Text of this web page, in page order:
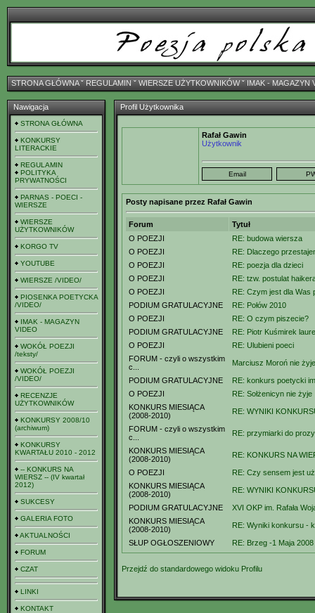
STRONA GŁÓWNAˇ REGULAMIN ˇ WIERSZE UŻYTKOWNIKÓWˇ IMAK - MAGAZYN
Nawigacja
STRONA GŁÓWNA
KONKURSY
LITERACKIE
REGULAMIN
POLITYKA
PRYWATNOŚCI
PARNAS - POECI -
WIERSZE
WIERSZE
UŻYTKOWNIKÓW
KORGO TV
YOUTUBE
WIERSZE /VIDEO/
PIOSENKA POETYCKA
/VIDEO/
IMAK - MAGAZYN
VIDEO
WOKÓŁ POEZJI
/teksty/
WOKÓŁ POEZJI
/VIDEO/
RECENZJE
UŻYTKOWNIKÓW
KONKURSY 2008/10
(archiwum)
KONKURSY
KWARTAŁU 2010 - 2012
-- KONKURS NA
WIERSZ -- (IV kwartał
2012)
SUKCESY
GALERIA FOTO
AKTUALNOŚCI
FORUM
CZAT
LINKI
KONTAKT
Profil Użytkownika
Rafał Gawin
Użytkownik
Posty napisane przez Rafał Gawin
Forum
Tytuł
O POEZJI
RE: budowa wiersza
O POEZJI
RE: Dlaczego
O POEZJI
RE: poezja dla dzieci
O POEZJI
RE: tzw. postulat
O POEZJI
RE: Czym jest dla Was
PODIUM GRATULACYJNE
RE: Połów 2010
O POEZJI
RE: O czym piszecie?
PODIUM GRATULACYJNE
RE: Piotr Kuśmirek
O POEZJI
RE: Ulubieni poeci
FORUM - czyli o wszystkim
c...
Marciusz Moroń nie
PODIUM GRATULACYJNE
RE: konkurs poetycki
O POEZJI
RE: Sołżenicyn nie żyje
KONKURS MIESIĄCA
(2008-2010)
RE: WYNIKI
FORUM - czyli o wszystkim
c...
RE: przymiarki do prozy
KONKURS MIESIĄCA
(2008-2010)
RE: KONKURS NA
O POEZJI
RE: Czy sensem jest
KONKURS MIESIĄCA
(2008-2010)
RE: WYNIKI
PODIUM GRATULACYJNE
XVI OKP im. Rafała
KONKURS MIESIĄCA
(2008-2010)
RE: Wyniki konkursu -
SŁUP OGŁOSZENIOWY RE: Brzeg -1 Maja
Przejdź do standardowego widoku Profilu